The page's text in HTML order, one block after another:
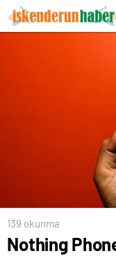
139 okunma
Nothing